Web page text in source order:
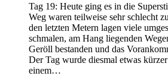
25
Tag 19: Heute ging es in die
Weg waren teilweise sehr schlecht
den letzten Metern lagen viele
schmalen, am Hang liegenden
Geröll bestanden und das
Der Tag wurde diesmal etwas
einem…